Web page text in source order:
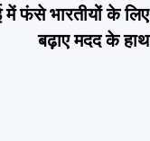
में फंसे भारतीयों के लिए
बढ़ाए मदद के हाथ